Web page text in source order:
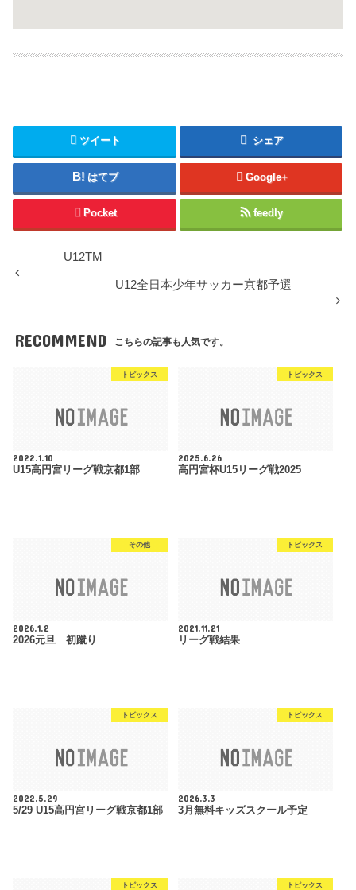
ツイート シェア
はてブ Google+
Pocket feedly
U12TM
U12全日本少年サッカー京都予選
RECOMMEND こちらの記事も人気です。
トピックス
2022.1.10
U15高円宮リーグ戦京都1部
トピックス
2025.6.26
高円宮杯U15リーグ戦2025
その他
2026.1.2
2026元旦 初蹴り
トピックス
2021.11.21
リーグ戦結果
トピックス
2022.5.29
5/29 U15高円宮リーグ戦京都1部
トピックス
2026.3.3
3月無料キッズスクール予定
トピックス トピックス